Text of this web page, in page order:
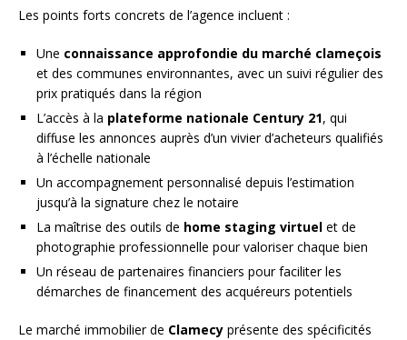
Les points forts concrets de l’agence incluent :
Une connaissance approfondie du marché clameçois
et des communes environnantes, avec un suivi régulier des
prix pratiqués dans la région
L’accès à la plateforme nationale Century 21, qui
diffuse les annonces auprès d’un vivier d’acheteurs qualifiés
à l’échelle nationale
Un accompagnement personnalisé depuis l’estimation
jusqu’à la signature chez le notaire
La maîtrise des outils de home staging virtuel et de
photographie professionnelle pour valoriser chaque bien
Un réseau de partenaires financiers pour faciliter les
démarches de financement des acquéreurs potentiels
Le marché immobilier de Clamecy présente des spécificités